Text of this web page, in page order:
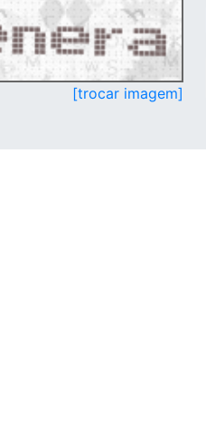
[trocar imagem]